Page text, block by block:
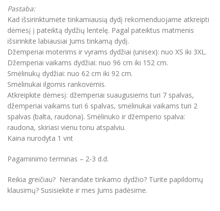
Pastaba:
Kad išsirinktumėte tinkamiausią dydį rekomenduojame atkreipti
dėmesį į pateiktą dydžių lentelę. Pagal pateiktus matmenis
išsirinkite labiausiai Jums tinkamą dydį.
Džemperiai moterims ir vyrams dydžiai (unisex): nuo XS iki 3XL.
Džemperiai vaikams dydžiai: nuo 96 cm iki 152 cm.
Smėlinukų dydžiai: nuo 62 cm iki 92 cm.
Smėlinukai ilgomis rankovėmis.
Atkreipkite dėmesį: džemperiai suaugusiems turi 7 spalvas,
džemperiai vaikams turi 6 spalvas, smėlinukai vaikams turi 2
spalvas (balta, raudona). Smėlinuko ir džemperio spalva:
raudona, skiriasi vienu tonu atspalviu.
Kaina nurodyta 1 vnt
Pagaminimo terminas – 2-3 d.d.
Reikia greičiau? Nerandate tinkamo dydžio? Turite papildomų
klausimų? Susisiekite ir mes Jums padėsime.